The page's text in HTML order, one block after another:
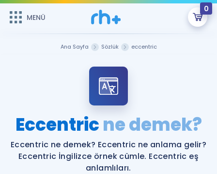
MENÜ
0
ÜYE DEĞİLİM
Sepetin Şu An Boş.
Remzi Hoca ile seni sınava hazırlayacak onlarca eğitim seni
bekliyor!
MENÜ
Faydalı Araçlar
Ana Sayfa Sözlük eccentric
Eccentricne demek?
Eccentric ne demek? Eccentric ne anlama gelir?
Eccentric İngilizce örnek cümle. Eccentric eş
anlamlıları.